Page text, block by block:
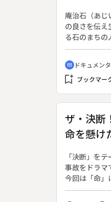
りロード
庵治石（あじ
の良さを伝え
る石のまち
高松市牟礼町
あかりロード
趣向を凝らし
れる道には、
域活性化を目
業の島本さ
３年目になる
ド”にとりく
cinematic_blur ドキュメン
bookmark_add ブックマー
ザ・決断
命を懸け
「決断」を
事故をドラマ
今回は「命」
を描く。◆１
の少年がダン